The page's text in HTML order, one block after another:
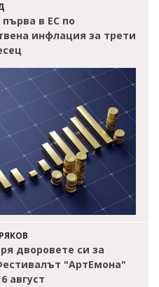
в ЕС по
инфлация за трети
дворовете си за
"АртЕмона"
август